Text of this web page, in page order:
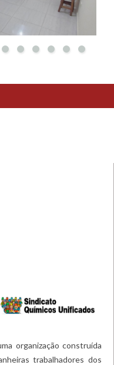
organização construída
trabalhadores dos